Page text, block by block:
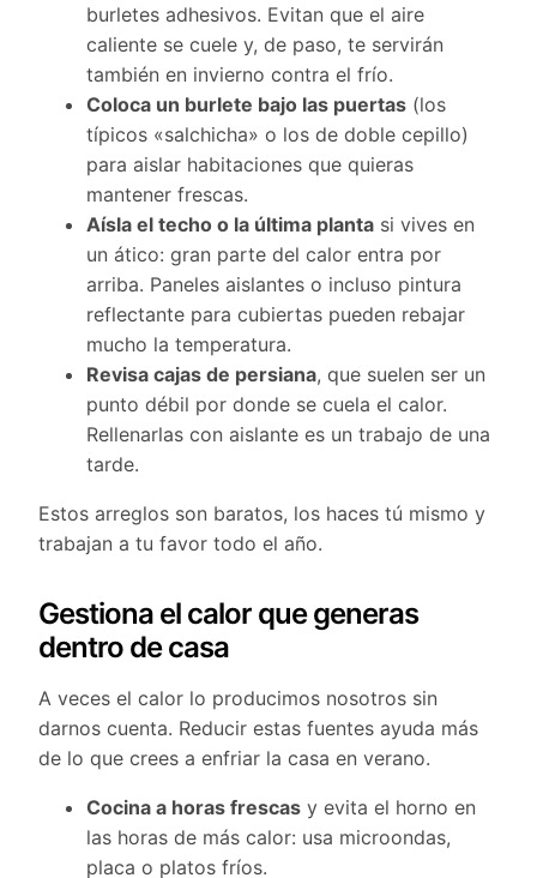
burletes adhesivos. Evitan que el aire
caliente se cuele y, de paso, te servirán
también en invierno contra el frío.
Coloca un burlete bajo las puertas (los
típicos «salchicha» o los de doble cepillo)
para aislar habitaciones que quieras
mantener frescas.
Aísla el techo o la última planta si vives en
un ático: gran parte del calor entra por
arriba. Paneles aislantes o incluso pintura
reflectante para cubiertas pueden rebajar
mucho la temperatura.
Revisa cajas de persiana, que suelen ser un
punto débil por donde se cuela el calor.
Rellenarlas con aislante es un trabajo de una
tarde.
Estos arreglos son baratos, los haces tú mismo y
trabajan a tu favor todo el año.
Gestiona el calor que generas
dentro de casa
A veces el calor lo producimos nosotros sin
darnos cuenta. Reducir estas fuentes ayuda más
de lo que crees a enfriar la casa en verano.
Cocina a horas frescas y evita el horno en
las horas de más calor: usa microondas,
placa o platos fríos.